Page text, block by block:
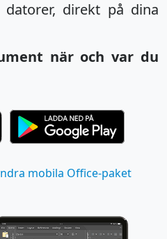
direkt på dina
när och var du
mobila Office-paket